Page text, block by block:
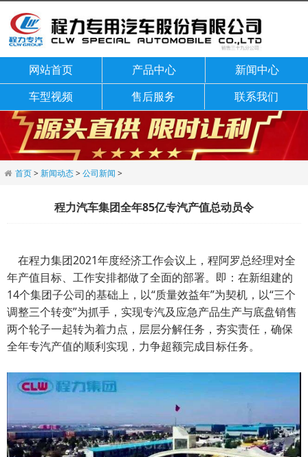
网站首页 产品中心
新闻中心
车型视频
售后服务 联系我们
首页>新闻动态>公司新闻 >
程力汽车集团全年85亿专汽产值总动员令
在程力集团2021年度经济工作会议上，程阿罗总经理对全
年产值目标、工作安排都做了全面的部署。即：在新组建的
14个集团子公司的基础上，以“质量效益年”为契机，以“三个
调整三个转变”为抓手，实现专汽及应急产品生产与底盘销售
两个轮子一起转为着力点，层层分解任务，夯实责任，确保
全年专汽产值的顺利实现，力争超额完成目标任务。